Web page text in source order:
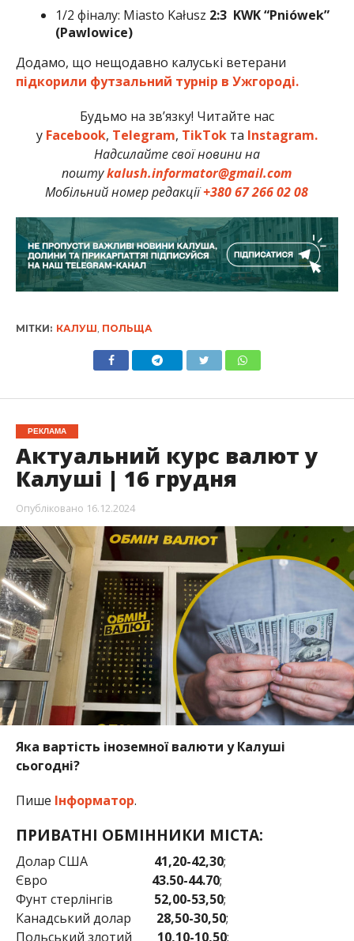
1/2 фіналу: Miasto Kałusz 2:3 KWK “Pniówek”
(Pawlowice)
Додамо, що нещодавно калуські ветерани
підкорили футзальний турнір в Ужгороді.
Будьмо на зв’язку! Читайте нас
у Facebook, Telegram, TikTokта Instagram.
Надсилайте свої новини на
поштуkalush.informator@gmail.com
Мобільний номер редакції+380 67 266 02 08
МІТКИ: КАЛУШ ПОЛЬЩА
РЕКЛАМА
Актуальний курс валют у
Калуші | 16 грудня
Опубліковано 16.12.2024
Яка вартість іноземної валюти у Калуші
сьогодні?
Пише Інформатор.
ПРИВАТНІ ОБМІННИКИ МІСТА:
Долар США 41,20-42,30;
Євро 43.50-44.70;
Фунт стерлінгів 52,00-53,50;
Канадський долар 28,50-30,50;
Польський злотий
10,10-10,50;